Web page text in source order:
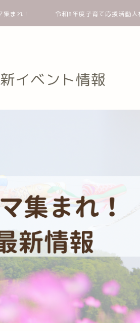
集まれ！ 令和8年度子育て応援活動人
イベント情報